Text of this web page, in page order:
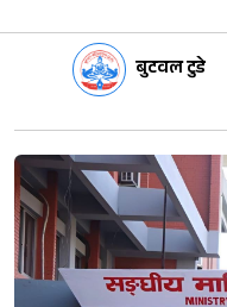
बुटवल टुडे